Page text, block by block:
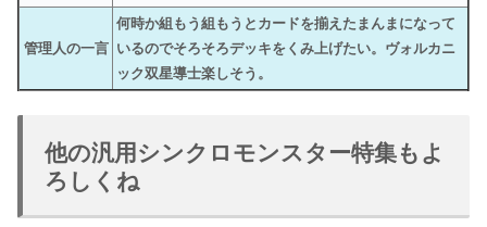
管理人の一言
何時か組もう組もうとカードを揃えたまんまになって
いるのでそろそろデッキをくみ上げたい。ヴォルカニ
ック双星導士楽しそう。
他の汎用シンクロモンスター特集もよ
ろしくね